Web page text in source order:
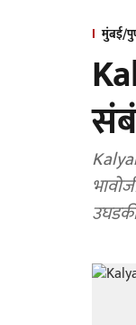
मुंबई/